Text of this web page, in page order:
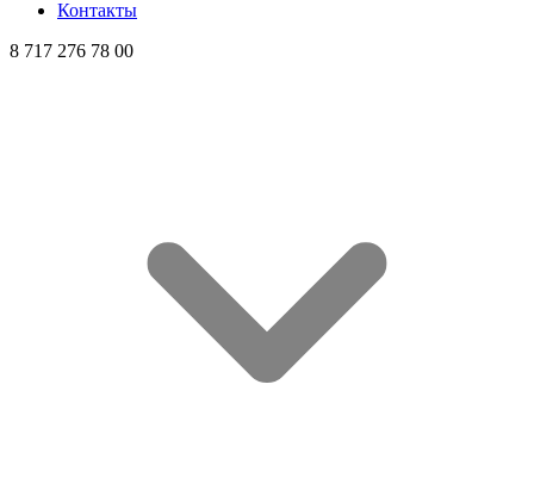
Контакты
8 717 276 78 00